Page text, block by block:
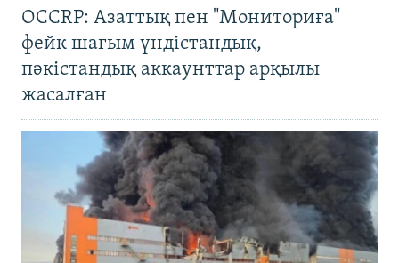
OCCRP: Азаттық пен "Мониториға"
фейк шағым үндістандық,
пәкістандық аккаунттар арқылы
жасалған